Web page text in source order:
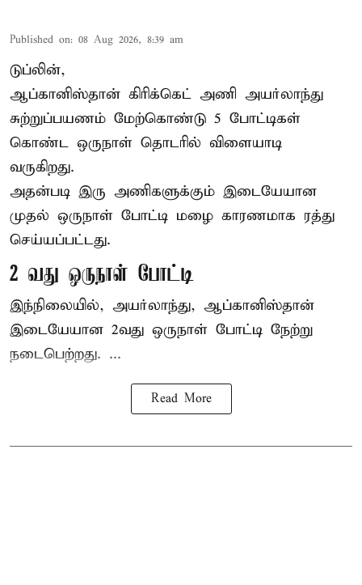
Published on: 08 Aug 2026, 8:39 am
டுப்லின்,
ஆப்கானிஸ்தான் கிரிக்கெட் அணி அயர்லாந்து
சுற்றுப்பயணம் மேற்கொண்டு 5 போட்டிகள்
கொண்ட ஒருநாள் தொடரில் விளையாடி
வருகிறது.
அதன்படி இரு அணிகளுக்கும் இடையேயான
முதல் ஒருநாள் போட்டி மழை காரணமாக ரத்து
செய்யப்பட்டது.
2 வது ஒருநாள் போட்டி
இந்நிலையில், அயர்லாந்து, ஆப்கானிஸ்தான்
இடையேயான 2வது ஒருநாள் போட்டி நேற்று
நடைபெற்றது. ...
Read More